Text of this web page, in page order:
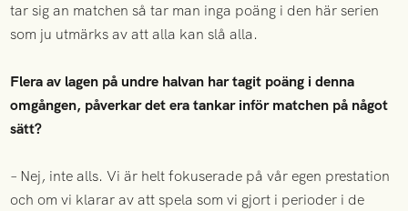
tar sig an matchen så tar man inga poäng i den här serien
som ju utmärks av att alla kan slå alla.
Flera av lagen på undre halvan har tagit poäng i denna
omgången, påverkar det era tankar inför matchen på något
sätt?
– Nej, inte alls. Vi är helt fokuserade på vår egen prestation
och om vi klarar av att spela som vi gjort i perioder i de